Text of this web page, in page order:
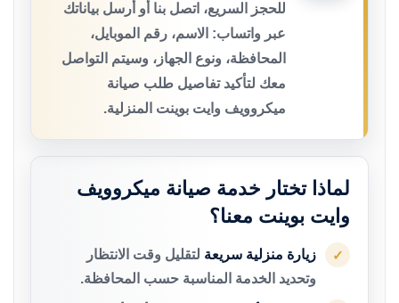
للحجز السريع، اتصل بنا أو أرسل بياناتك
عبر واتساب: الاسم، رقم الموبايل،
المحافظة، ونوع الجهاز، وسيتم التواصل
معك لتأكيد تفاصيل طلب صيانة
ميكروويف وايت بوينت المنزلية.
لماذا تختار خدمة صيانة ميكروويف
وايت بوينت معنا؟
✓ زيارة منزلية سريعة لتقليل وقت الانتظار
وتحديد الخدمة المناسبة حسب المحافظة.